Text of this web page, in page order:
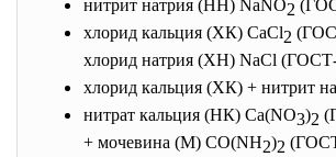
нитрит натрия (НН) NaNO2
хлорид кальция (ХК) CaCl2
хлорид натрия (ХН) NaCl
хлорид кальция (ХК) + нитрит
нитрат кальция (НК) Ca(NO3)2
+ мочевина (М) CO(NH2)2